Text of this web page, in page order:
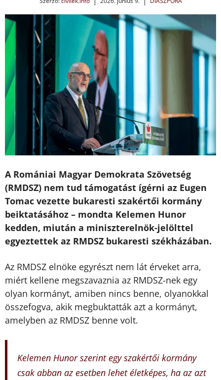
A Romániai Magyar Demokrata Szövetség
(RMDSZ) nem tud támogatást ígérni az Eugen
Tomac vezette bukaresti szakértői kormány
beiktatásához – mondta Kelemen Hunor
kedden, miután a miniszterelnök-jelölttel
egyeztettek az RMDSZ bukaresti székházában.
Az RMDSZ elnöke egyrészt nem lát érveket arra,
miért kellene megszavaznia az RMDSZ-nek egy
olyan kormányt, amiben nincs benne, olyanokkal
összefogva, akik megbuktatták azt a kormányt,
amelyben az RMDSZ benne volt.
Kelemen Hunor szerint egy szakértői kormány
csak abban az esetben lehet életképes, ha az azt